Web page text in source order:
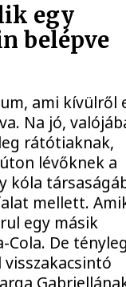
egy
belépve
ami kívülről
Na jó,
rátótiaknak,
lévőknek a
kóla
mellett.
egy másik
Cola. De